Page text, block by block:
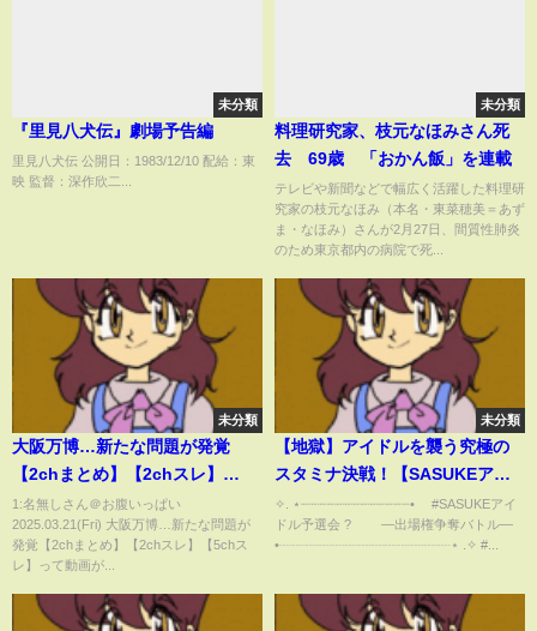
未分類
『里見八犬伝』劇場予告編
里見八犬伝 公開日：1983/12/10 配給：東
映 監督：深作欣二...
未分類
料理研究家、枝元なほみさん死
去 69歳 「おかん飯」を連載
テレビや新聞などで幅広く活躍した料理研
究家の枝元なほみ（本名・東菜穂美＝あず
ま・なほみ）さんが2月27日、間質性肺炎
のため東京都内の病院で死...
未分類
大阪万博…新たな問題が発覚
【2chまとめ】【2chスレ】
【5chスレ】
1:名無しさん＠お腹いっぱい
2025.03.21(Fri) 大阪万博…新たな問題が
発覚【2chまとめ】【2chスレ】【5chス
レ】って動画が...
未分類
【地獄】アイドルを襲う究極の
スタミナ決戦！【SASUKEアイ
ドル予選会＃２】
✧. ⋆┈┈┈┈┈┈┈┈┈┈┈┈┈• #SASUKEアイ
ドル予選会 ? ―出場権争奪バトル―
•┈┈┈┈┈┈┈┈┈┈┈┈┈⋆ .✧ #...